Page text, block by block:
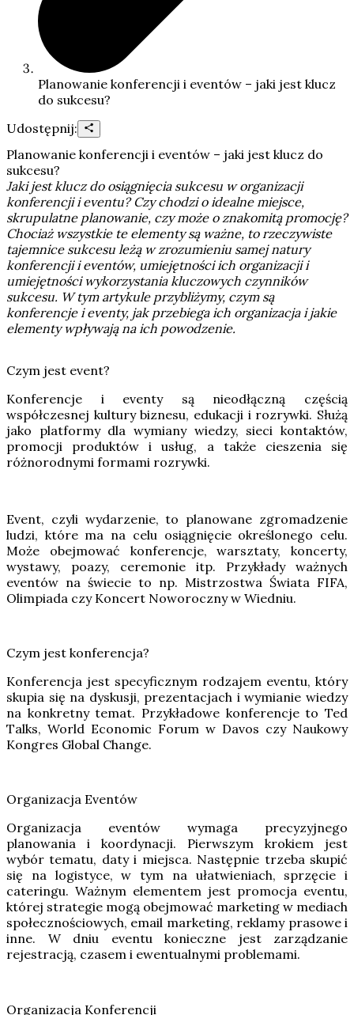
Planowanie konferencji i eventów – jaki jest klucz
do sukcesu?
Udostępnij:
Planowanie konferencji i eventów – jaki jest klucz do
sukcesu?
Jaki jest klucz do osiągnięcia sukcesu w organizacji
konferencji i eventu? Czy chodzi o idealne miejsce,
skrupulatne planowanie, czy może o znakomitą promocję?
Chociaż wszystkie te elementy są ważne, to rzeczywiste
tajemnice sukcesu leżą w zrozumieniu samej natury
konferencji i eventów, umiejętności ich organizacji i
umiejętności wykorzystania kluczowych czynników
sukcesu. W tym artykule przybliżymy, czym są
konferencje i eventy, jak przebiega ich organizacja i jakie
elementy wpływają na ich powodzenie.
Czym jest event?
Konferencje i eventy są nieodłączną częścią
współczesnej kultury biznesu, edukacji i rozrywki. Służą
jako platformy dla wymiany wiedzy, sieci kontaktów,
promocji produktów i usług, a także cieszenia się
różnorodnymi formami rozrywki.
Event, czyli wydarzenie, to planowane zgromadzenie
ludzi, które ma na celu osiągnięcie określonego celu.
Może obejmować konferencje, warsztaty, koncerty,
wystawy, poazy, ceremonie itp. Przykłady ważnych
eventów na świecie to np. Mistrzostwa Świata FIFA,
Olimpiada czy Koncert Noworoczny w Wiedniu.
Czym jest konferencja?
Konferencja jest specyficznym rodzajem eventu, który
skupia się na dyskusji, prezentacjach i wymianie wiedzy
na konkretny temat. Przykładowe konferencje to Ted
Talks, World Economic Forum w Davos czy Naukowy
Kongres Global Change.
Organizacja Eventów
Organizacja eventów wymaga precyzyjnego
planowania i koordynacji. Pierwszym krokiem jest
wybór tematu, daty i miejsca. Następnie trzeba skupić
się na logistyce, w tym na ułatwieniach, sprzęcie i
cateringu. Ważnym elementem jest promocja eventu,
której strategie mogą obejmować marketing w mediach
społecznościowych, email marketing, reklamy prasowe i
inne. W dniu eventu konieczne jest zarządzanie
rejestracją, czasem i ewentualnymi problemami.
Organizacja Konferencji